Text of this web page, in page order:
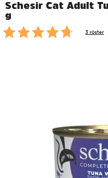
Schesir Cat Adult
g
3 röster
foo